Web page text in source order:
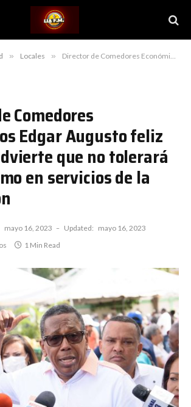
» Locales » Director de Comedores Económicos Edgar Augusto feliz Méndez advierte que no tolerará proselitismo en servicios de la institución
Comedores
Edgar Augusto feliz
que no tolerará
en servicios de la
mayo 16, 2023 Updated: mayo 16, 2023
1 Min Read